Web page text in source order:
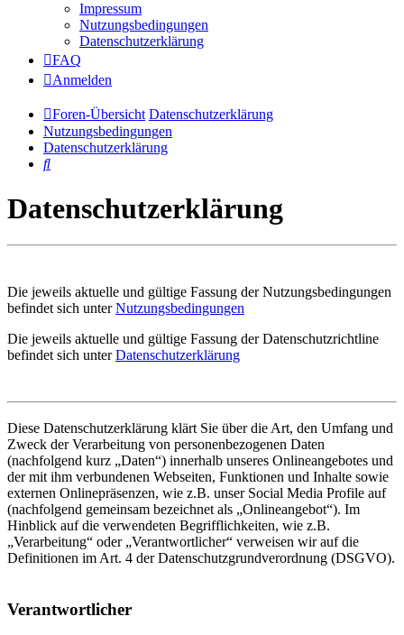
Impressum
Nutzungsbedingungen
Datenschutzerklärung
FAQ
Anmelden
Foren-Übersicht Datenschutzerklärung
Nutzungsbedingungen
Datenschutzerklärung
Suche
Datenschutzerklärung
Die jeweils aktuelle und gültige Fassung der Nutzungsbedingungen
befindet sich unterNutzungsbedingungen
Die jeweils aktuelle und gültige Fassung der Datenschutzrichtline
befindet sich unterDatenschutzerklärung
Diese Datenschutzerklärung klärt Sie über die Art, den Umfang und
Zweck der Verarbeitung von personenbezogenen Daten
(nachfolgend kurz „Daten“) innerhalb unseres Onlineangebotes und
der mit ihm verbundenen Webseiten, Funktionen und Inhalte sowie
externen Onlinepräsenzen, wie z.B. unser Social Media Profile auf
(nachfolgend gemeinsam bezeichnet als „Onlineangebot“). Im
Hinblick auf die verwendeten Begrifflichkeiten, wie z.B.
„Verarbeitung“ oder „Verantwortlicher“ verweisen wir auf die
Definitionen im Art. 4 der Datenschutzgrundverordnung (DSGVO).
Verantwortlicher